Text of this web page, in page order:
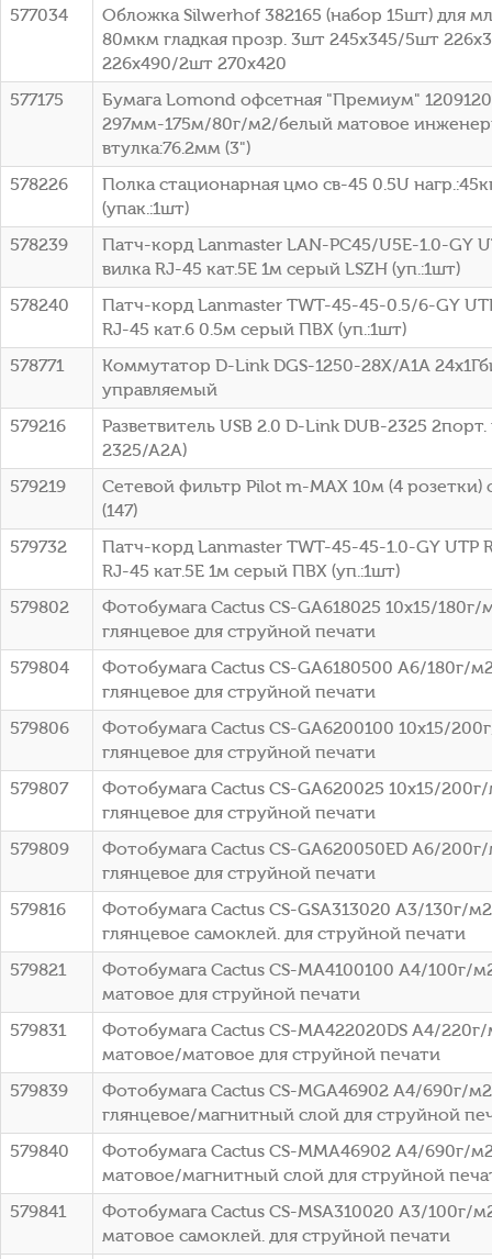
577034
Обложка Silwerhof 382165 (набор 15шт) для
80мкм гладкая прозр. 3шт 245х345/5шт
226х490/2шт 270х420
577175
Бумага Lomond офсетная "Премиум"
297мм-175м/80г/м2/белый матовое
втулка:76.2мм (3")
578226
Полка стационарная цмо св-45 0.5U
(упак.:1шт)
578239
Патч-корд Lanmaster LAN-PC45/U5E-1.0-GY
вилка RJ-45 кат.5E 1м серый LSZH (уп.:1шт)
578240
Патч-корд Lanmaster TWT-45-45-0.5/6-GY
RJ-45 кат.6 0.5м серый ПВХ (уп.:1шт)
578771
Коммутатор D-Link DGS-1250-28X/A1A
управляемый
579216
Разветвитель USB 2.0 D-Link DUB-2325
2325/A2A)
579219
Сетевой фильтр Pilot m-MAX 10м (4 розетки)
(147)
579732
Патч-корд Lanmaster TWT-45-45-1.0-GY UTP
RJ-45 кат.5E 1м серый ПВХ (уп.:1шт)
579802
Фотобумага Cactus CS-GA618025 10x15/
глянцевое для струйной печати
579804
Фотобумага Cactus CS-GA6180500 A6/180г/
глянцевое для струйной печати
579806
Фотобумага Cactus CS-GA6200100 10x15/
глянцевое для струйной печати
579807
Фотобумага Cactus CS-GA620025 10x15/
глянцевое для струйной печати
579809
Фотобумага Cactus CS-GA620050ED A6/
глянцевое для струйной печати
579816
Фотобумага Cactus CS-GSA313020 A3/130г/
глянцевое самоклей. для струйной печати
579821
Фотобумага Cactus CS-MA4100100 A4/100г/
матовое для струйной печати
579831
Фотобумага Cactus CS-MA422020DS A4/
матовое/матовое для струйной печати
579839
Фотобумага Cactus CS-MGA46902 A4/690г/
глянцевое/магнитный слой для струйной
579840
Фотобумага Cactus CS-MMA46902 A4/690г/
матовое/магнитный слой для струйной
579841
Фотобумага Cactus CS-MSA310020 A3/100г/
матовое самоклей. для струйной печати